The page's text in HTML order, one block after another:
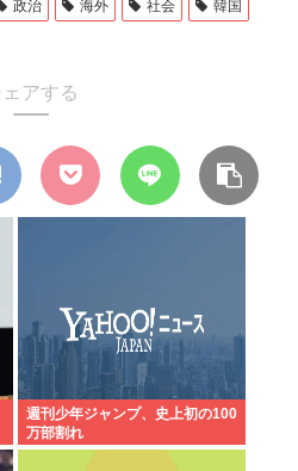
政治 海外 社会
韓国
ェアする
週刊少年ジャンプ、史上初の100
万部割れ